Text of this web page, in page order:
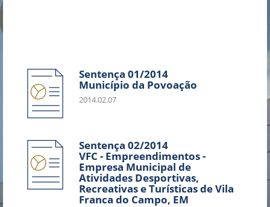
Sentença 01/2014
Município da Povoação
2014.02.07
Sentença 02/2014
VFC - Empreendimentos -
Empresa Municipal de
Atividades Desportivas,
Recreativas e Turísticas de Vila
Franca do Campo, EM